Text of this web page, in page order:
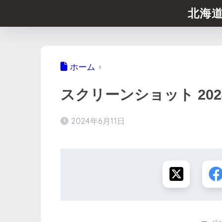
北海
ホーム
スクリーンショット
2024年6月11日